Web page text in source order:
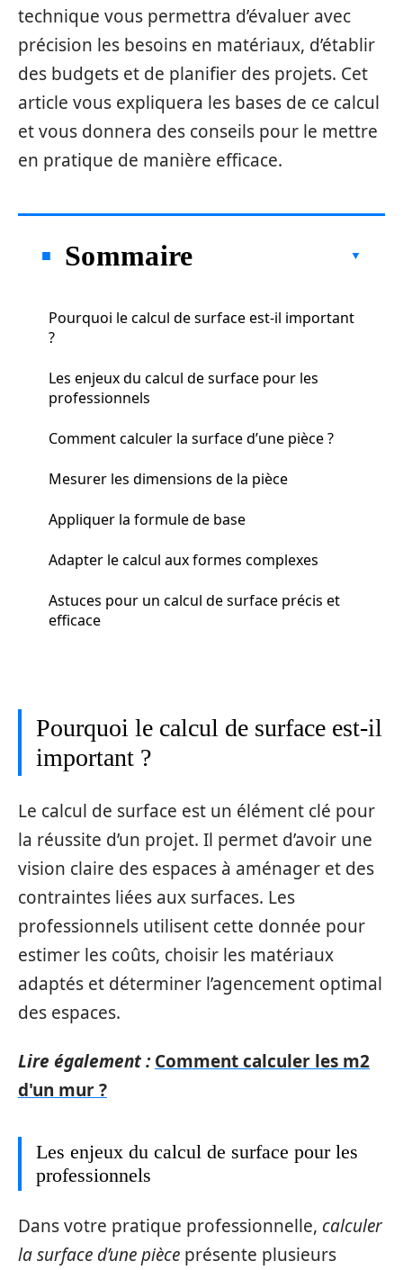
technique vous permettra d’évaluer avec
précision les besoins en matériaux, d’établir
des budgets et de planifier des projets. Cet
article vous expliquera les bases de ce calcul
et vous donnera des conseils pour le mettre
en pratique de manière efficace.
Sommaire
Pourquoi le calcul de surface est-il important
?
Les enjeux du calcul de surface pour les
professionnels
Comment calculer la surface d’une pièce ?
Mesurer les dimensions de la pièce
Appliquer la formule de base
Adapter le calcul aux formes complexes
Astuces pour un calcul de surface précis et
efficace
Pourquoi le calcul de surface est-il
important ?
Le calcul de surface est un élément clé pour
la réussite d’un projet. Il permet d’avoir une
vision claire des espaces à aménager et des
contraintes liées aux surfaces. Les
professionnels utilisent cette donnée pour
estimer les coûts, choisir les matériaux
adaptés et déterminer l’agencement optimal
des espaces.
Lire également : Comment calculer les m2
d'un mur ?
Les enjeux du calcul de surface pour les
professionnels
Dans votre pratique professionnelle, calculer
la surface d’une pièce présente plusieurs